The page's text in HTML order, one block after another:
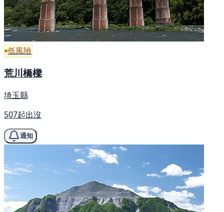
低風險
荒川橋樑
埼玉縣
507起出沒
通知